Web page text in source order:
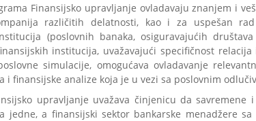
Finansijsko upravljanje ovladavaju znanjem i
različitih delatnosti, kao i za uspešan
(poslovnih banaka, osiguravajućih
institucija, uvažavajući specifičnost
simulacije, omogućava ovladavanje
i finansijske analize koja je u vezi sa poslovnim
upravljanje uvažava činjenicu da
jedne, a finansijski sektor bankarske menadžere